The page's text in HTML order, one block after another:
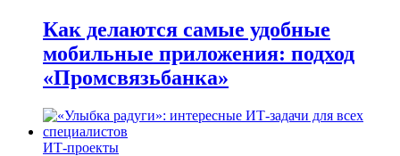
Как делаются самые удобные
мобильные приложения: подход
«Промсвязьбанка»
ИТ-проекты